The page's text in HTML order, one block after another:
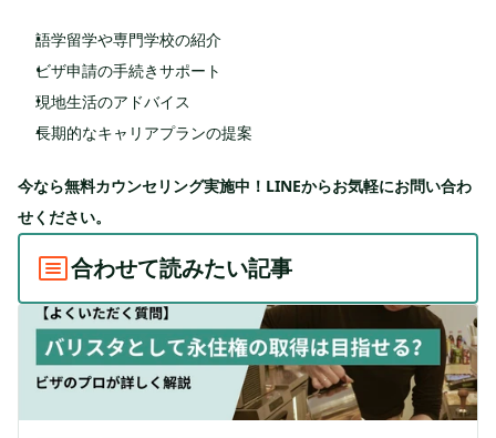
語学留学や専門学校の紹介
ビザ申請の手続きサポート
現地生活のアドバイス
長期的なキャリアプランの提案
今なら無料カウンセリング実施中！LINEからお気軽にお問い合わ
せください。
合わせて読みたい記事